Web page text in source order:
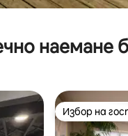
наемане
Избор на
Избор на